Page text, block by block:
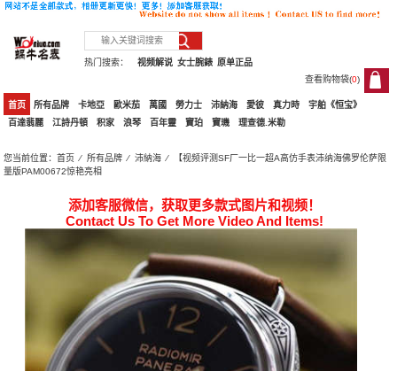
热门搜索： 原单正品
女士腕錶
视频解说
查看购物袋(0)
0
首页 所有品牌 卡地亞 歐米茄 萬國 勞力士 沛納海 愛彼 真力時
宇舶《恒宝》
百達翡麗
江詩丹頓 积家 浪琴 百年靈 寶珀 寶璣 理查德.米勒
您当前位置：首页 ⁄所有品牌 ⁄沛納海 ⁄ 【视频评测SF厂一比一超A高仿手表沛纳海佛罗伦萨限
量版PAM00672惊艳亮相
添加客服微信，获取更多款式图片和视频！
Contact Us To Get More Video And Items!